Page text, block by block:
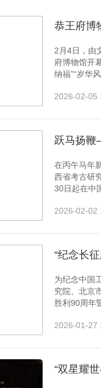
恭王府博
2月4日，由
府博物馆开
纳福”“岁华
2026-02-05
跃马扬鞭
在丙午马年
西省考古研
30日起在中
2026-02-02
“纪念长
为纪念中国
究院、北京
胜利90周年
2026-01-27
“双星耀